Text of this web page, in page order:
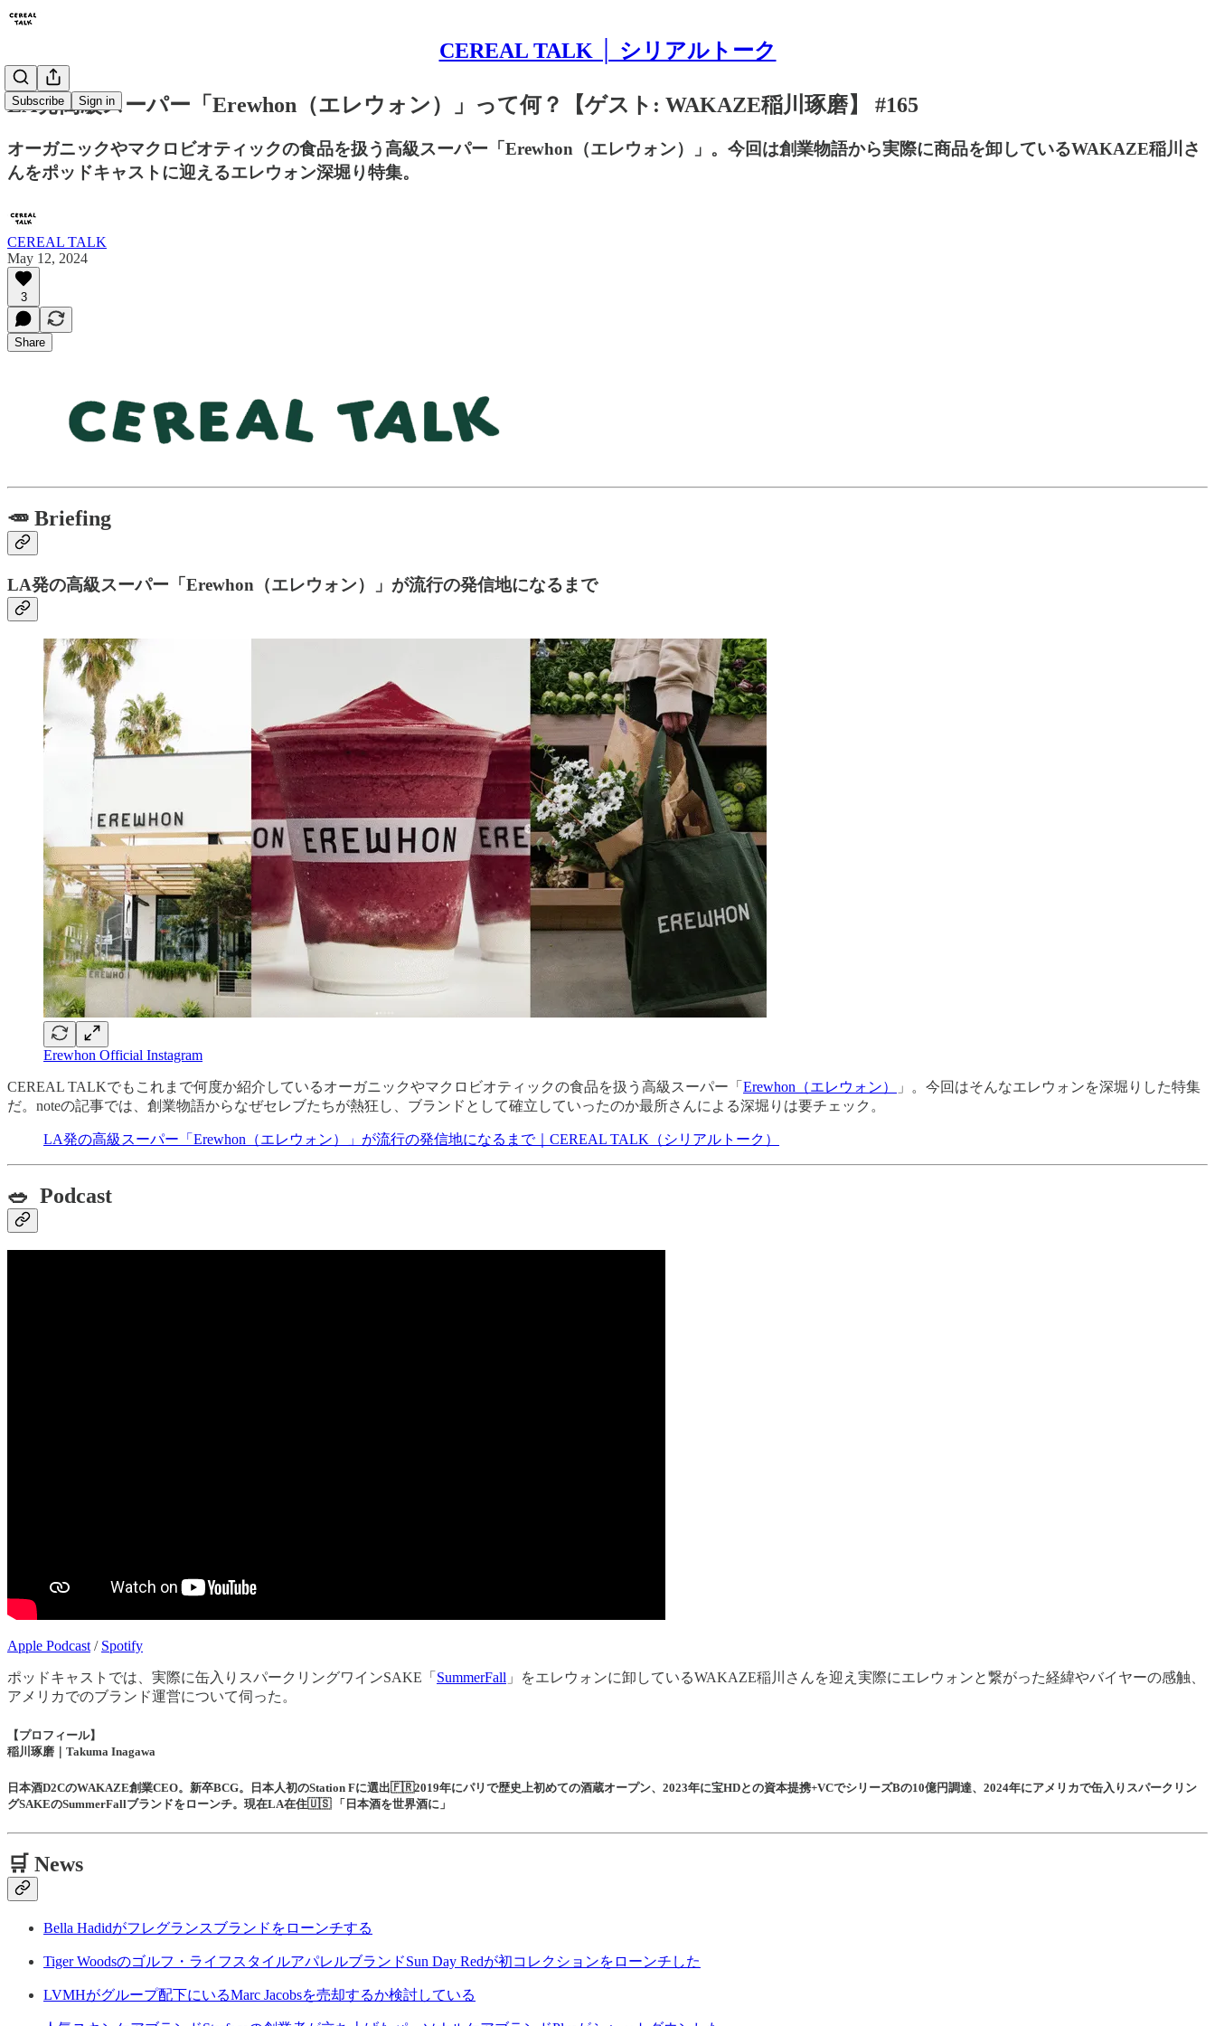
CEREAL TALK │ シリアルトーク
Subscribe Sign in
LA発高級スーパー「Erewhon（エレウォン）」って何？【ゲスト: WAKAZE稲川琢磨】 #165
オーガニックやマクロビオティックの食品を扱う高級スーパー「Erewhon（エレウォン）」。今回は創業物語から実際に商品を卸しているWAKAZE稲川さ
んをポッドキャストに迎えるエレウォン深堀り特集。
CEREAL TALK
May 12, 2024
3
Share
🥕 Briefing
LA発の高級スーパー「Erewhon（エレウォン）」が流行の発信地になるまで
Erewhon Official Instagram
CEREAL TALKでもこれまで何度か紹介しているオーガニックやマクロビオティックの食品を扱う高級スーパー「 Erewhon（エレウォン）
」。今回はそんなエレウォンを深堀りした特集
だ。noteの記事では、創業物語からなぜセレブたちが熱狂し、ブランドとして確立していったのか最所さんによる深堀りは要チェック。
LA発の高級スーパー「Erewhon（エレウォン）」が流行の発信地になるまで｜CEREAL TALK（シリアルトーク）
🥗 Podcast
Apple Podcast/ Spotify
ポッドキャストでは、実際に缶入りスパークリングワインSAKE「 SummerFall 」をエレウォンに卸しているWAKAZE稲川さんを迎え実際にエレウォンと繋がった経緯やバイヤーの感触、
アメリカでのブランド運営について伺った。
【プロフィール】
稲川琢磨｜Takuma Inagawa
日本酒D2CのWAKAZE創業CEO。新卒BCG。日本人初のStation Fに選出🇫🇷2019年にパリで歴史上初めての酒蔵オープン、2023年に宝HDとの資本提携+VCでシリーズBの10億円調達、2024年にアメリカで缶入りスパークリン
グSAKEのSummerFallブランドをローンチ。現在LA在住🇺🇸 「日本酒を世界酒に」
🛒 News
Bella Hadidがフレグランスブランドをローンチする
Tiger Woodsのゴルフ・ライフスタイルアパレルブランドSun Day Redが初コレクションをローンチした
LVMHがグループ配下にいるMarc Jacobsを売却するか検討している